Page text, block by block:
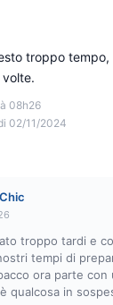
08h26
02/11/2024
troppo tempo,
troppo tardi e
tempi di
ora parte con
qualcosa in